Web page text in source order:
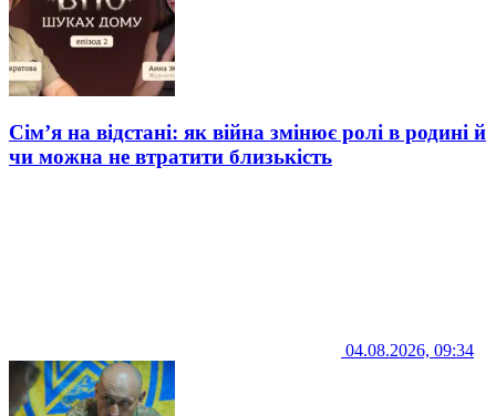
Сім’я на відстані: як війна змінює ролі в родині й
чи можна не втратити близькість
04.08.2026, 09:34